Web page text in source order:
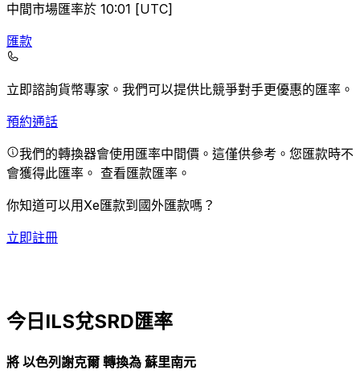
中間市場匯率於 10:01 [UTC]
匯款
立即諮詢貨幣專家。 我們可以提供比競爭對手更優惠的匯率。
預約通話
我們的轉換器會使用匯率中間價。這僅供參考。您匯款時不
會獲得此匯率。 查看匯款匯率。
你知道可以用Xe匯款到國外匯款嗎？
立即註冊
今日ILS兌SRD匯率
將 以色列謝克爾 轉換為 蘇里南元